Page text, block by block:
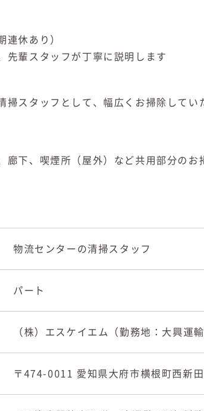
連休あり）
先輩スタッフが丁寧に説明します
掃スタッフとして 、幅広くお掃除してい
廊下、喫煙所（屋外）など共用部分のお
物流センターの清掃スタッフ
パート
（株）エスケイエム（勤務地：大興運
〒474-0011 愛知県大府市横根町西新